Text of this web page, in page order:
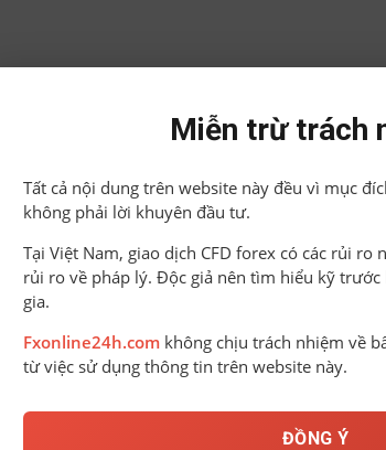
Miễn trừ trách
Tất cả nội dung trên website này đều vì mục
không phải lời khuyên đầu tư.
Tại Việt Nam, giao dịch CFD forex có các rủi
rủi ro về pháp lý. Độc giả nên tìm hiểu kỹ
gia.
Fxonline24h.com không chịu trách nhiệm về
từ việc sử dụng thông tin trên website này.
ĐỒNG Ý